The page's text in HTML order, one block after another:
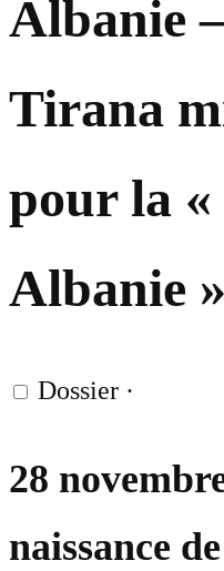
Albanie
Tirana
pour la
Albanie
Dossier ·
28
naissance